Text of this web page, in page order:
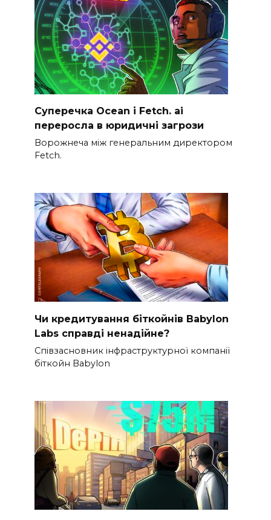
Суперечка Ocean і Fetch. ai
переросла в юридичні загрози
Ворожнеча між генеральним директором
Fetch.
Чи кредитування біткойнів Babylon
Labs справді ненадійне?
Співзасновник інфраструктурної компанії
біткойн Babylon